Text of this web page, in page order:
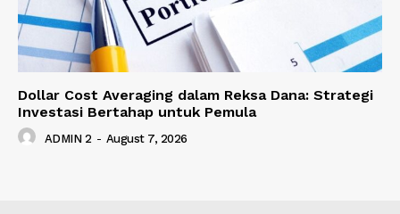
Dollar Cost Averaging dalam Reksa Dana: Strategi
Investasi Bertahap untuk Pemula
ADMIN 2 - August 7, 2026